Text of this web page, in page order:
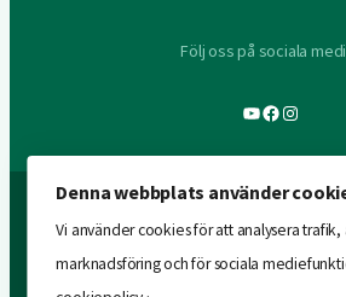
Följ oss på sociala
YouTube
Facebook
Denna webbplats använder
Vi använder cookies för att analysera trafik,
marknadsföring och för sociala